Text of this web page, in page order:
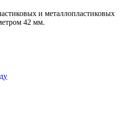
и металлопластиковых
42 мм.